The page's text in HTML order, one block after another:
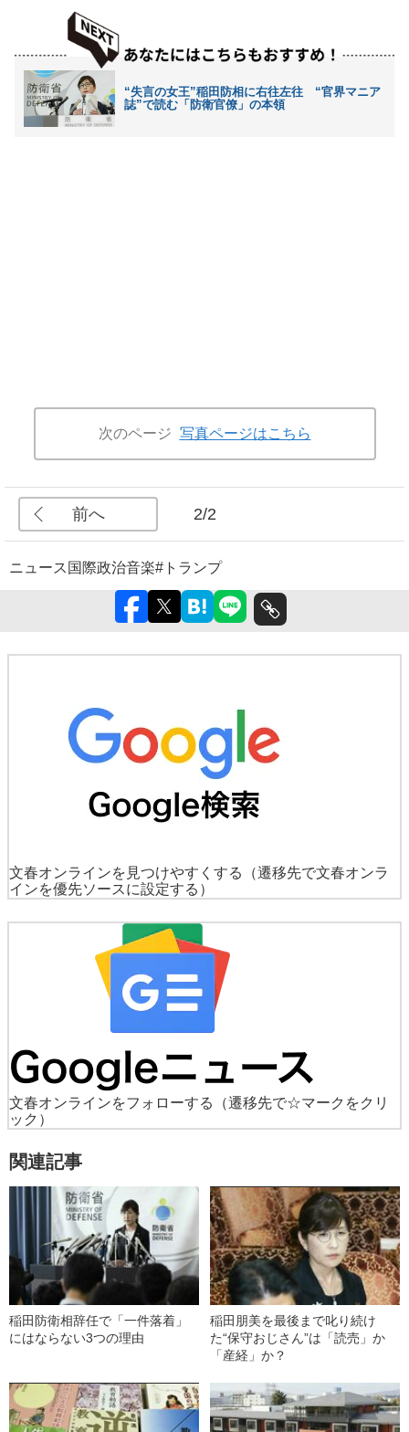
“失言の女王”稲田防相に右往左往 “官界マニア
誌”で読む「防衛官僚」の本領
次のページ 写真ページはこちら
前へ 2/2
ニュース 国際政治音楽#トランプ
文春オンラインを見つけやすくする
（遷移先で文春オンラ
インを優先ソースに設定する）
文春オンラインをフォローする
（遷移先で☆マークをクリ
ック）
関連記事
稲田防衛相辞任で「一件落着」
にはならない3つの理由
稲田朋美を最後まで叱り続け
た“保守おじさん”は「読売」か
「産経」か？